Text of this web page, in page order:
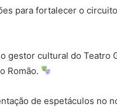
para fortalecer o
gestor cultural do Teatro
Romão.
de espetáculos no